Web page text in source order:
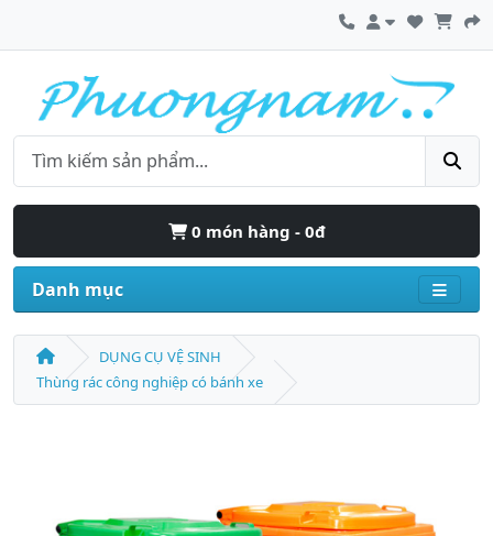
0 món hàng - 0đ
Danh mục
DỤNG CỤ VỆ SINH
Thùng rác công nghiệp có bánh xe